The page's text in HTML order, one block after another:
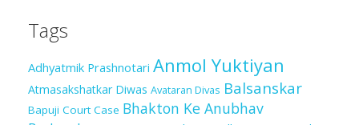
Tags
Adhyatmik Prashnotari Anmol Yuktiyan
Atmasakshatkar Diwas Avataran Divas Balsanskar
Bapuji Court Case Bhakton Ke Anubhav